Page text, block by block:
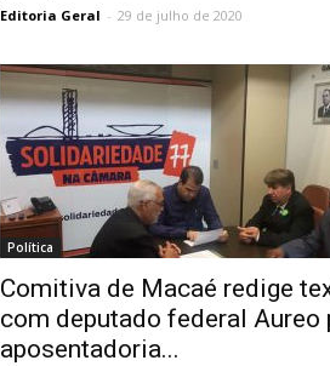
Editoria Geral - 29 de julho de 2020
Política
Comitiva de Macaé redige
com deputado federal Aureo
aposentadoria...